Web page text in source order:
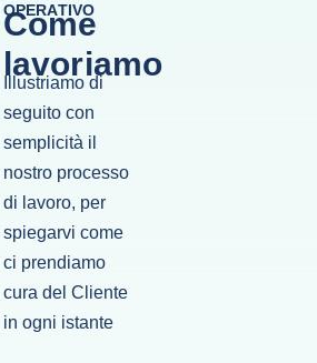
OPERATIVO
Come
lavoriamo
Illustriamo di
seguito con
semplicità il
nostro processo
di lavoro, per
spiegarvi come
ci prendiamo
cura del Cliente
in ogni istante